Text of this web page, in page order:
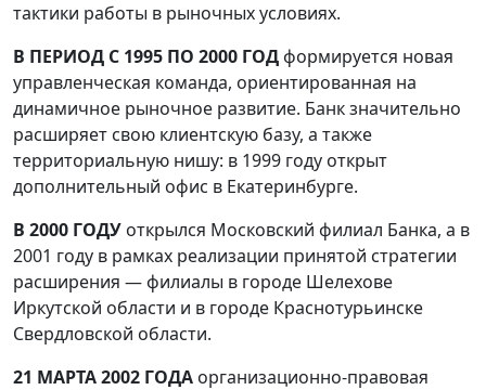
тактики работы в рыночных условиях.
В ПЕРИОД С 1995 ПО 2000 ГОДформируется новая
управленческая команда, ориентированная на
динамичное рыночное развитие. Банк значительно
расширяет свою клиентскую базу, а также
территориальную нишу: в 1999 году открыт
дополнительный офис в Екатеринбурге.
В 2000 ГОДУ открылся Московский филиал Банка, а в
2001 году в рамках реализации принятой стратегии
расширения — филиалы в городе Шелехове
Иркутской области и в городе Краснотурьинске
Свердловской области.
21 МАРТА 2002 ГОДА организационно-правовая